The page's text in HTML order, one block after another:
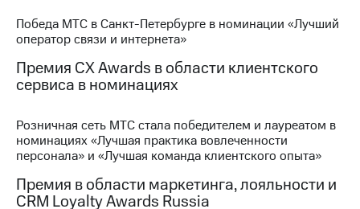
капитал
Контроль
аудит
Рынок
Описание
Программа
приобретения
Порядок
выкупа
акций
Победа МТС в Санкт-Петербурге в номинации «Лучший
оператор связи и интернета»
Премия CX Awards в области клиентского
сервиса в номинациях
Розничная сеть МТС стала победителем и лауреатом в
номинациях «Лучшая практика вовлеченности
персонала» и «Лучшая команда клиентского опыта»
Премия в области маркетинга, лояльности и
CRM Loyalty Awards Russia